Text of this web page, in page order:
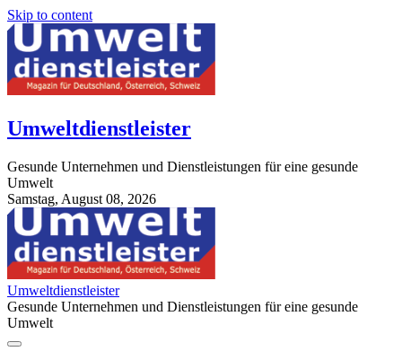
Skip to content
Umweltdienstleister
Gesunde Unternehmen und Dienstleistungen für eine gesunde
Umwelt
Samstag, August 08, 2026
StuttgartApotheke.com
Umweltdienstleister
Gesunde Unternehmen und Dienstleistungen für eine gesunde
Umwelt